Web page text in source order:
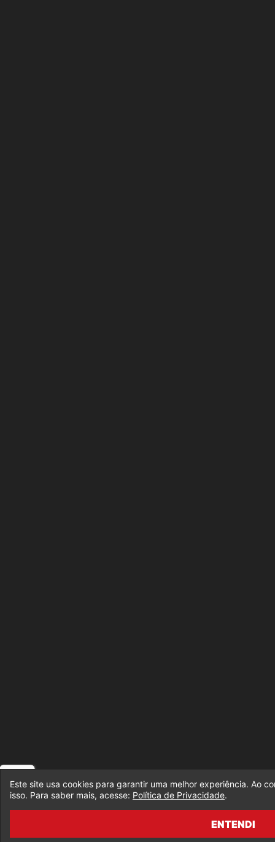
Este site usa cookies para garantir uma melhor experiência. Ao
isso. Para saber mais, acesse: Política de Privacidade.
ENTENDI